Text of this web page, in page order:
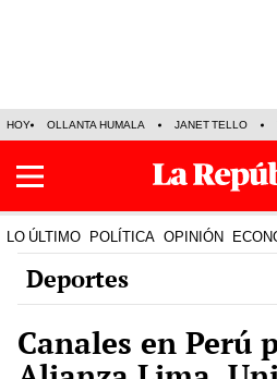
HOY OLLANTA HUMALA JANET TELLO
LO ÚLTIMO POLÍTICA OPINIÓN
Deportes
Canales en Perú